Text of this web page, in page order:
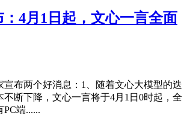
4月1日起，文心一言全面
宣布两个好消息：1、随着文心大模型的迭
不断下降，文心一言将于4月1日0时起，全
端......